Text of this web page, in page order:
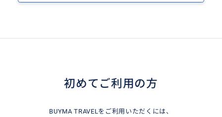
初めてご利用の方
BUYMA TRAVELをご利用いただくには、